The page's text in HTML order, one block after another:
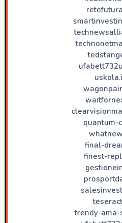
quantum-
final-
finest-
trendy-ama-